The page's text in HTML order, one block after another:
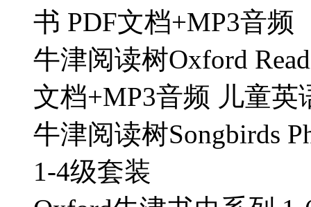
书 PDF文档+MP3音频
牛津阅读树Oxford
文档+MP3音频 儿童英
牛津阅读树Songbirds
1-4级套装